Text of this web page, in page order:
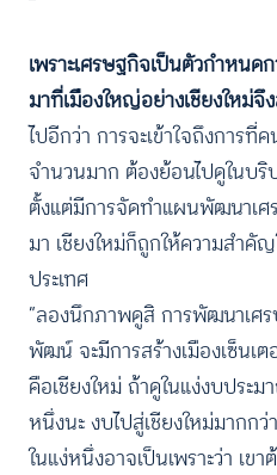
เพราะเศรษฐกิจเป็นตัวกำหนด
มาที่เมืองใหญ่อย่างเชียงใหม่
ไปอีกว่า การจะเข้าใจถึงการที่
จำนวนมาก ต้องย้อนไปดูในบ
ตั้งแต่มีการจัดทำแผนพัฒนาเศ
มา เชียงใหม่ก็ถูกให้ความสำคั
ประเทศ
“ลองนึกภาพดูสิ การพัฒนาเศ
พัฒน์ จะมีการสร้างเมืองเซ็นเ
คือเชียงใหม่ ถ้าดูในแง่งบประ
หนึ่งนะ งบไปสู่เชียงใหม่มากกว่
ในแง่หนึ่งอาจเป็นเพราะว่า เข